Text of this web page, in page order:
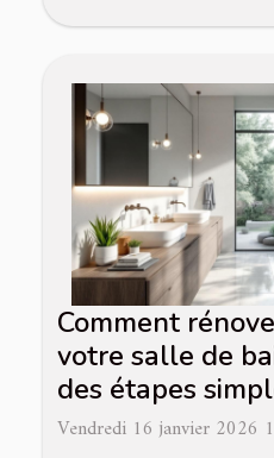
Comment
votre salle de
des étapes
Vendredi 16 janvier 2026